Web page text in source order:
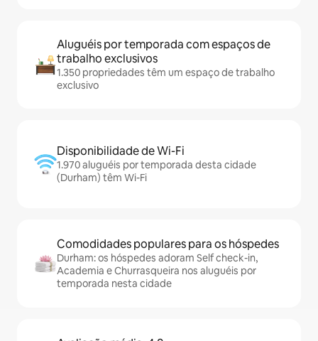
Aluguéis por temporada com espaços de
trabalho exclusivos
1.350 propriedades têm um espaço de trabalho
exclusivo
Disponibilidade de Wi-Fi
1.970 aluguéis por temporada desta cidade
(Durham) têm Wi-Fi
Comodidades populares para os hóspedes
Durham: os hóspedes adoram Self check-in,
Academia e Churrasqueira nos aluguéis por
temporada nesta cidade